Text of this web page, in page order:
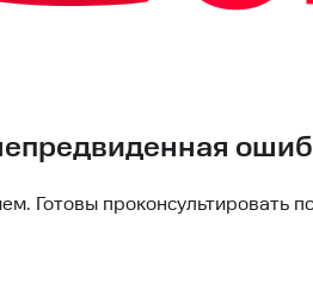
Готовы проконсультировать